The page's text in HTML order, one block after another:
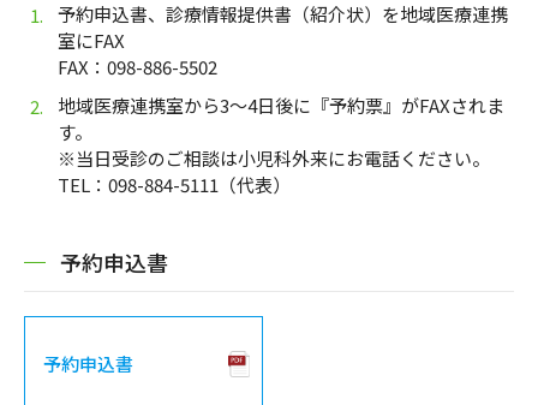
予約申込書、診療情報提供書（紹介状）を地域医療連携
室にFAX
FAX：098-886-5502
地域医療連携室から3～4日後に『予約票』がFAXされま
す。
※当日受診のご相談は小児科外来にお電話ください。
TEL：098-884-5111（代表）
予約申込書
予約申込書